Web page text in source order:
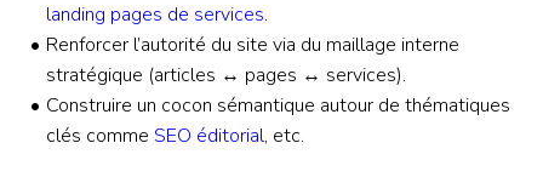
landing pages de services.
Renforcer l’autorité du site via du maillage interne
stratégique (articles ↔ pages ↔ services).
Construire un cocon sémantique autour de thématiques
clés comme SEO éditorial, etc.